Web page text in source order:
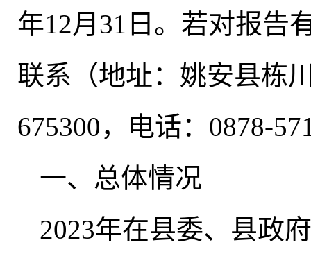
年12月31日。若对报告
联系（地址：姚安县栋
675300，
电话：0878-
一、总体情况
2023年在县委、县政